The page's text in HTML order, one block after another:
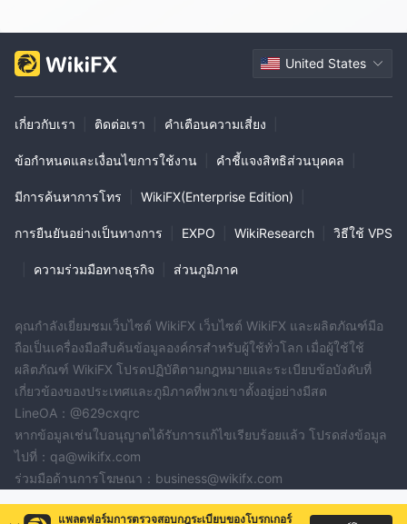
United States
เกี่ยวกับเรา ติดต่อเรา คำเตือนความเสี่ยง
ข้อกำหนดและเงื่อนไขการใช้งาน คำชี้แจงสิทธิส่วนบุคคล
มีการค้นหาการโทร WikiFX(Enterprise Edition)
การยืนยันอย่างเป็นทางการ EXPO WikiResearch วิธีใช้ VPS
ความร่วมมือทางธุรกิจ ส่วนภูมิภาค
คุณกำลังเยี่ยมชมเว็บไซต์ WikiFX เว็บไซต์ WikiFX และผลิตภัณฑ์มือ
ถือเป็นเครื่องมือสืบค้นข้อมูลองค์กรสำหรับผู้ใช้ทั่วโลก เมื่อผู้ใช้ใช้
ผลิตภัณฑ์ WikiFX โปรดปฏิบัติตามกฎหมายและระเบียบข้อบังคับที่
เกี่ยวข้องของประเทศและภูมิภาคที่พวกเขาตั้งอยู่อย่างมีสต
LineOA：@629cxqrc
หากข้อมูลเช่นใบอนุญาตได้รับการแก้ไขเรียบร้อยแล้ว โปรดส่งข้อมูล
ไปที่：qa@wikifx.com
ร่วมมือด้านการโฆษณา：business@wikifx.com
แพลตฟอร์มการตรวจสอบกฎระเบียบของโบรกเกอร์